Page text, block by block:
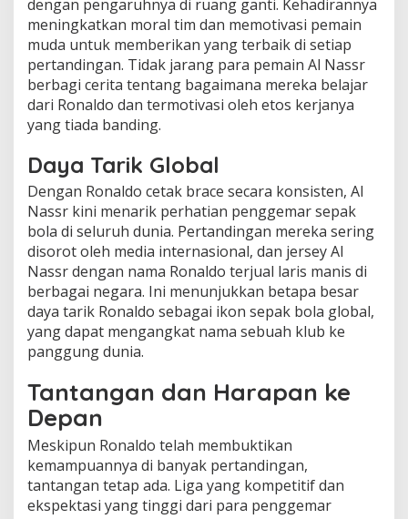
dengan pengaruhnya di ruang ganti. Kehadirannya
meningkatkan moral tim dan memotivasi pemain
muda untuk memberikan yang terbaik di setiap
pertandingan. Tidak jarang para pemain Al Nassr
berbagi cerita tentang bagaimana mereka belajar
dari Ronaldo dan termotivasi oleh etos kerjanya
yang tiada banding.
Daya Tarik Global
Dengan Ronaldo cetak brace secara konsisten, Al
Nassr kini menarik perhatian penggemar sepak
bola di seluruh dunia. Pertandingan mereka sering
disorot oleh media internasional, dan jersey Al
Nassr dengan nama Ronaldo terjual laris manis di
berbagai negara. Ini menunjukkan betapa besar
daya tarik Ronaldo sebagai ikon sepak bola global,
yang dapat mengangkat nama sebuah klub ke
panggung dunia.
Tantangan dan Harapan ke
Depan
Meskipun Ronaldo telah membuktikan
kemampuannya di banyak pertandingan,
tantangan tetap ada. Liga yang kompetitif dan
ekspektasi yang tinggi dari para penggemar